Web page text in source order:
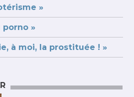
»
porno »
à moi, la prostituée ! »